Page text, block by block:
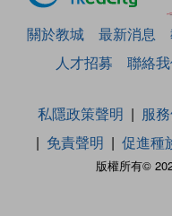
關於教城 最新消息
人才招募
聯絡
版權所有©
私隱政策聲明 服
免責聲明
促進種